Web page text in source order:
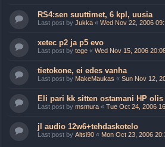
RS4:sen suuttimet, 6 kpl, uusia
Last post by Jukka « Wed Nov 22, 2006
xetec p2 ja p5 evo
Last post by tege « Wed Nov 15, 2006
tietokone, ei edes vanha
Last post by MakeMaukas « Sun Nov 12,
Eli pari kk sitten ostamani HP olis
Last post by msmura « Tue Oct 24, 2006
jl audio 12w6+tehdaskotelo
Last post by Altsi90 « Mon Oct 23, 2006